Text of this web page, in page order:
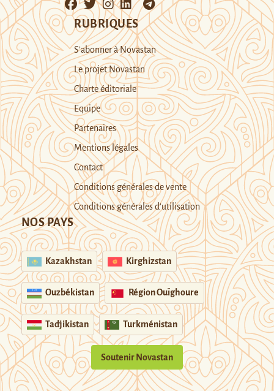
RUBRIQUES
S’abonner à Novastan
Le projet Novastan
Charte éditoriale
Equipe
Partenaires
Mentions légales
Contact
Conditions générales de vente
Conditions générales d’utilisation
NOS PAYS
Kazakhstan Kirghizstan
Ouzbékistan Région Ouïghoure
Tadjikistan Turkménistan
Soutenir Novastan